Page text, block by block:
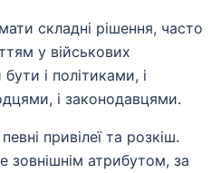
складні рішення, часто
у військових
і політиками, і
і законодавцями.
привілеї та розкіш.
зовнішнім атрибутом, за